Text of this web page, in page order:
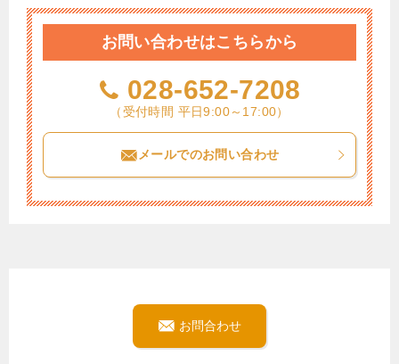
お問い合わせはこちらから
028-652-7208
（受付時間 平日9:00～17:00）
メールでのお問い合わせ
お問合わせ